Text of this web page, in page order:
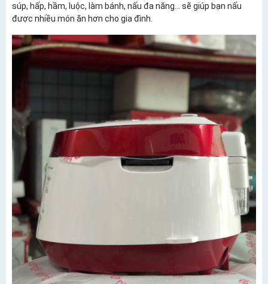
súp, hấp, hầm, luộc, làm bánh, nấu đa năng… sẽ giúp bạn nấu
được nhiều món ăn hơn cho gia đình.